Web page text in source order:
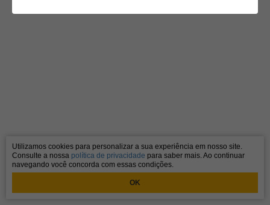
Utilizamos cookies para personalizar a sua experiência em nosso site.
Consulte a nossa política de privacidade para saber mais. Ao continuar
navegando você concorda com essas condições.
OK